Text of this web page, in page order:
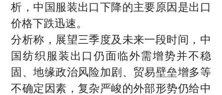
析，中国服装出口下降的主要原因是出口
价格下跌迅速。
分析称，展望三季度及未来一段时间，中
国纺织服装出口仍面临外需增势并不稳
固、地缘政治风险加剧、贸易壁垒增多等
不确定因素，复杂严峻的外部形势仍给中